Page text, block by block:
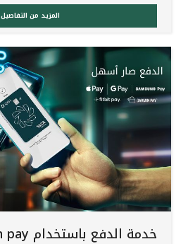
المزيد من التفاصيل
خدمة الدفع باستخدام Garmin pay